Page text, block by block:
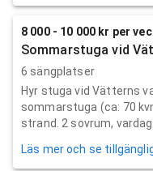
8 000 - 10 000 kr per
Sommarstuga vid
6 sängplatser
Hyr stuga vid Vätterns
sommarstuga (ca: 70
strand. 2 sovrum,
Läs mer och se